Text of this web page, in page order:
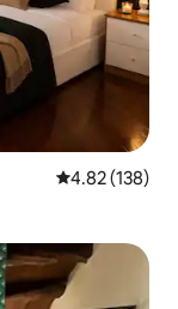
औसत रेटिंग 5 में से
4.82 (138)